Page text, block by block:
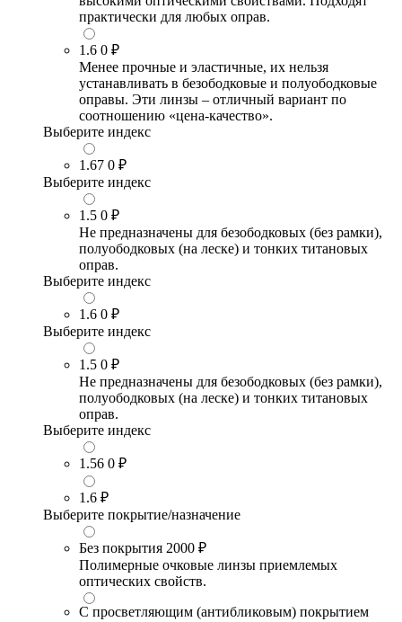
практически для любых оправ.
1.6 0 ₽
Менее прочные и эластичные, их нельзя
устанавливать в безободковые и полуободковые
оправы. Эти линзы – отличный вариант по
соотношению «цена-качество».
Выберите индекс
1.67 0 ₽
Выберите индекс
1.5 0 ₽
Не предназначены для безободковых (без рамки),
полуободковых (на леске) и тонких титановых
оправ.
Выберите индекс
1.6 0 ₽
Выберите индекс
1.5 0 ₽
Не предназначены для безободковых (без рамки),
полуободковых (на леске) и тонких титановых
оправ.
Выберите индекс
1.56 0 ₽
1.6 ₽
Выберите покрытие/назначение
Без покрытия 2000 ₽
Полимерные очковые линзы приемлемых
оптических свойств.
С просветляющим (антибликовым) покрытием